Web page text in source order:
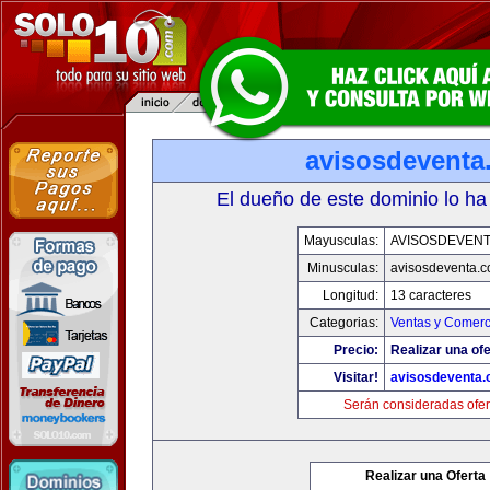
El dueño de este dominio lo
Mayusculas:
Minusculas:
Longitud:
13 caracteres
Categorias:
Ventas y
Precio:
Realizar una
Visitar!
Serán consideradas
Realizar una Oferta